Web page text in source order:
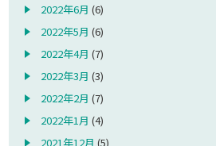
2022年6月 (6)
2022年5月 (6)
2022年4月 (7)
2022年3月 (3)
2022年2月 (7)
2022年1月 (4)
2021年12月 (5)